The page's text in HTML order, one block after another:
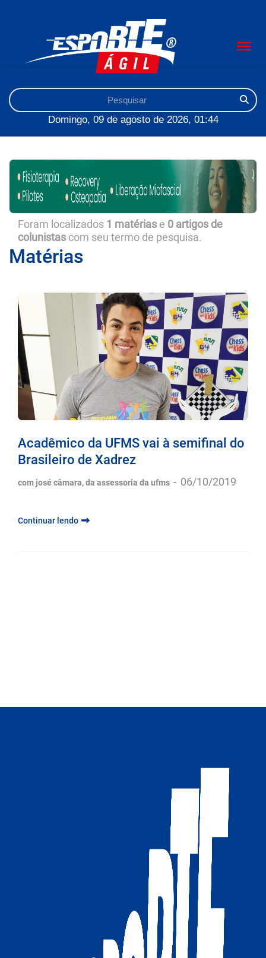
Domingo, 09 de agosto de 2026, 01:44
Foram localizados 1 matérias e 0 artigos de
colunistas com seu termo de pesquisa.
Matérias
Acadêmico da UFMS vai à semifinal do
Brasileiro de Xadrez
com josé câmara, da assessoria da ufms - 06/10/2019
Continuar lendo